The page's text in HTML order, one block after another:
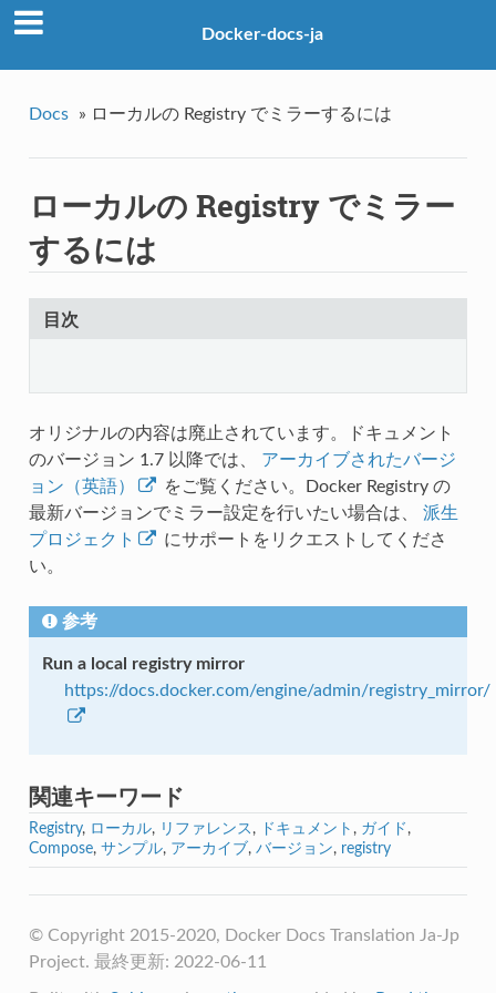
Docker-docs-ja
Docs » ローカルの Registry でミラーするには
ローカルの Registry でミラー
するには
目次
オリジナルの内容は廃止されています。ドキュメント
のバージョン 1.7 以降では、 アーカイブされたバージ
ョン（英語）
をご覧ください。Docker Registry の
最新バージョンでミラー設定を行いたい場合は、 派生
プロジェクト
にサポートをリクエストしてくださ
い。
参考
Run a local registry mirror
https://docs.docker.com/engine/admin/registry_mirror/
関連キーワード
Registry, ローカル, リファレンス , ドキュメント , ガイド ,
Compose, サンプル, アーカイブ , バージョン, registry
© Copyright 2015-2020, Docker Docs Translation Ja-Jp
Project. 最終更新: 2022-06-11